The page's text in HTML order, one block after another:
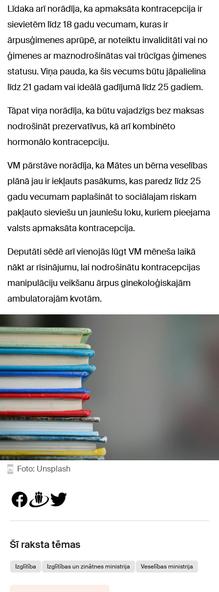
Līdaka arī norādīja, ka apmaksāta kontracepcija ir
sievietēm līdz 18 gadu vecumam, kuras ir
ārpusģimenes aprūpē, ar noteiktu invaliditāti vai no
ģimenes ar maznodrošinātas vai trūcīgas ģimenes
statusu. Viņa pauda, ka šis vecums būtu jāpalielina
līdz 21 gadam vai ideālā gadījumā līdz 25 gadiem.
Tāpat viņa norādīja, ka būtu vajadzīgs bez maksas
nodrošināt prezervatīvus, kā arī kombinēto
hormonālo kontracepciju.
VM pārstāve norādīja, ka Mātes un bērna veselības
plānā jau ir iekļauts pasākums, kas paredz līdz 25
gadu vecumam paplašināt to sociālajam riskam
pakļauto sieviešu un jauniešu loku, kuriem pieejama
valsts apmaksāta kontracepcija.
Deputāti sēdē arī vienojās lūgt VM mēneša laikā
nākt ar risinājumu, lai nodrošinātu kontracepcijas
manipulāciju veikšanu ārpus ginekoloģiskajām
ambulatorajām kvotām.
Foto: Unsplash
Šī raksta tēmas
Izglītība Izglītības un zinātnes ministrija Veselības ministrija